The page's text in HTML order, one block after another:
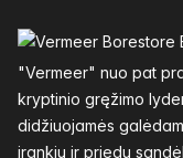
"Vermeer" nuo pat
kryptinio gręžimo
didžiuojamės
įrankių ir priedų